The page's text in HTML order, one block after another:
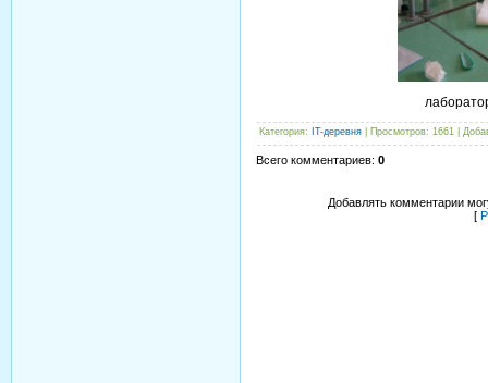
Категория: IT-деревня Просмотров: 1661 |
Всего комментариев: 0
Добавлять комментарии
[